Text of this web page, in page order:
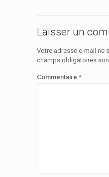
Laisser un
Votre adresse e-mail ne
champs obligatoires
Commentaire *